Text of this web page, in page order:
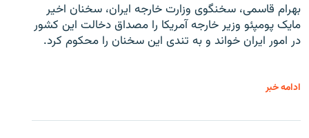
بهرام قاسمی، سخنگوی وزارت خارجه ایران، سخنان اخیر
مایک پومپئو وزیر خارجه آمریکا را مصداق دخالت این کشور
در امور ایران خواند و به تندی این سخنان را محکوم کرد.
ادامه خبر